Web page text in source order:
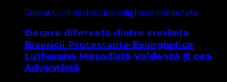
CursuriCurs de doctrine religioase comparate
Despre diferența dintre credința
Bisericii Protestante Evanghelice
Lutherane Metodistă Valdenză și cea
Adventistă